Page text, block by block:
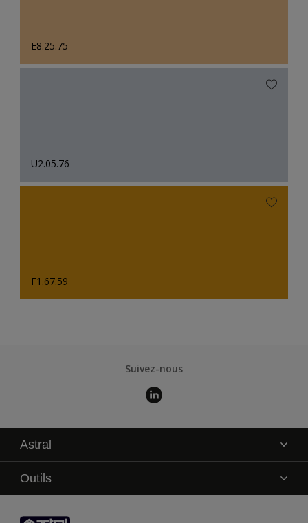
E8.25.75
U2.05.76
F1.67.59
Suivez-nous
Astral
La marque
Service technique
Contact
Outils